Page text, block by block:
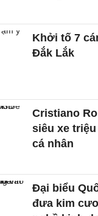
Khởi tố 7
Đắk Lắk
Cristiano
siêu xe
cá nhân
Đại biểu
đưa kim